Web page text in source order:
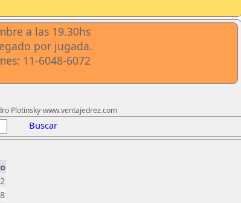
a las 19.30hs
por jugada.
11-6048-6072
Plotinsky-www.ventajedrez.com
Buscar